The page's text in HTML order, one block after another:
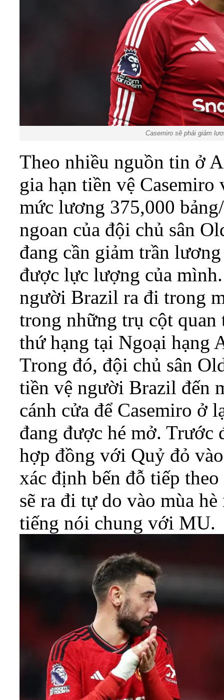
Casemiro sẽ phải giảm
Theo nhiều nguồn tin ở
gia hạn tiền vệ
mức lương 375,000
ngoan của đội chủ sân
đang cần giảm trần
được lực lượng của
người Brazil ra đi trong
trong những trụ cột
thứ hạng tại Ngoại hạng
Trong đó, đội chủ sân
tiền vệ người Brazil đến
cánh cửa để Casemiro ở
đang được hé mở. Trước
hợp đồng với Quỷ đỏ
xác định bến đỗ tiếp
sẽ ra đi tự do vào mùa
tiếng nói chung với MU.